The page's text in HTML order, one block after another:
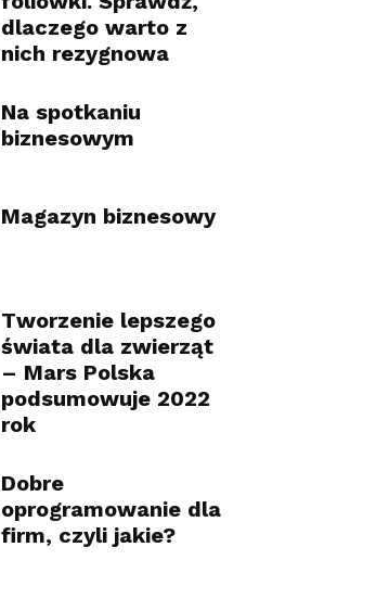
dlaczego warto z
nich rezygnowa
Na spotkaniu
biznesowym
Magazyn biznesowy
Tworzenie lepszego
świata dla zwierząt
– Mars Polska
podsumowuje 2022
rok
Dobre
oprogramowanie dla
firm, czyli jakie?